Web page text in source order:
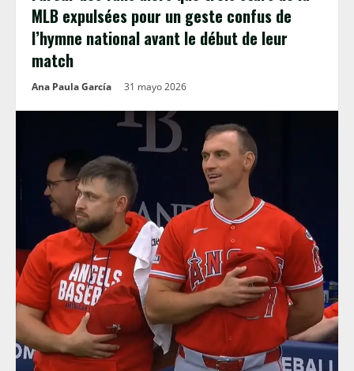
MLB expulsées pour un geste confus de
l’hymne national avant le début de leur
match
Ana Paula García 31 mayo 2026